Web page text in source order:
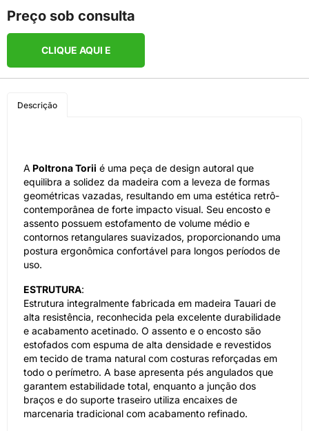
Preço sob consulta
CLIQUE AQUI E
Descrição
A Poltrona Torii é uma peça de design autoral que
equilibra a solidez da madeira com a leveza de formas
geométricas vazadas, resultando em uma estética retrô-
contemporânea de forte impacto visual. Seu encosto e
assento possuem estofamento de volume médio e
contornos retangulares suavizados, proporcionando uma
postura ergonômica confortável para longos períodos de
uso.
ESTRUTURA:
Estrutura integralmente fabricada em madeira Tauari de
alta resistência, reconhecida pela excelente durabilidade
e acabamento acetinado. O assento e o encosto são
estofados com espuma de alta densidade e revestidos
em tecido de trama natural com costuras reforçadas em
todo o perímetro. A base apresenta pés angulados que
garantem estabilidade total, enquanto a junção dos
braços e do suporte traseiro utiliza encaixes de
marcenaria tradicional com acabamento refinado.